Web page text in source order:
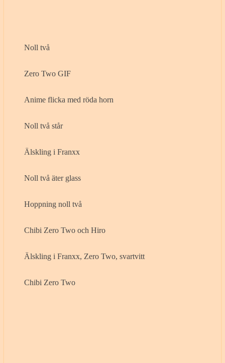
Noll två
Zero Two GIF
Anime flicka med röda horn
Noll två står
Älskling i Franxx
Noll två äter glass
Hoppning noll två
Chibi Zero Two och Hiro
Älskling i Franxx, Zero Two, svartvitt
Chibi Zero Two